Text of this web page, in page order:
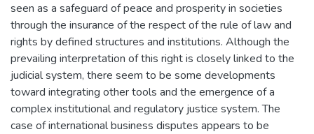
seen as a safeguard of peace and prosperity in societies
through the insurance of the respect of the rule of law and
rights by defined structures and institutions. Although the
prevailing interpretation of this right is closely linked to the
judicial system, there seem to be some developments
toward integrating other tools and the emergence of a
complex institutional and regulatory justice system. The
case of international business disputes appears to be